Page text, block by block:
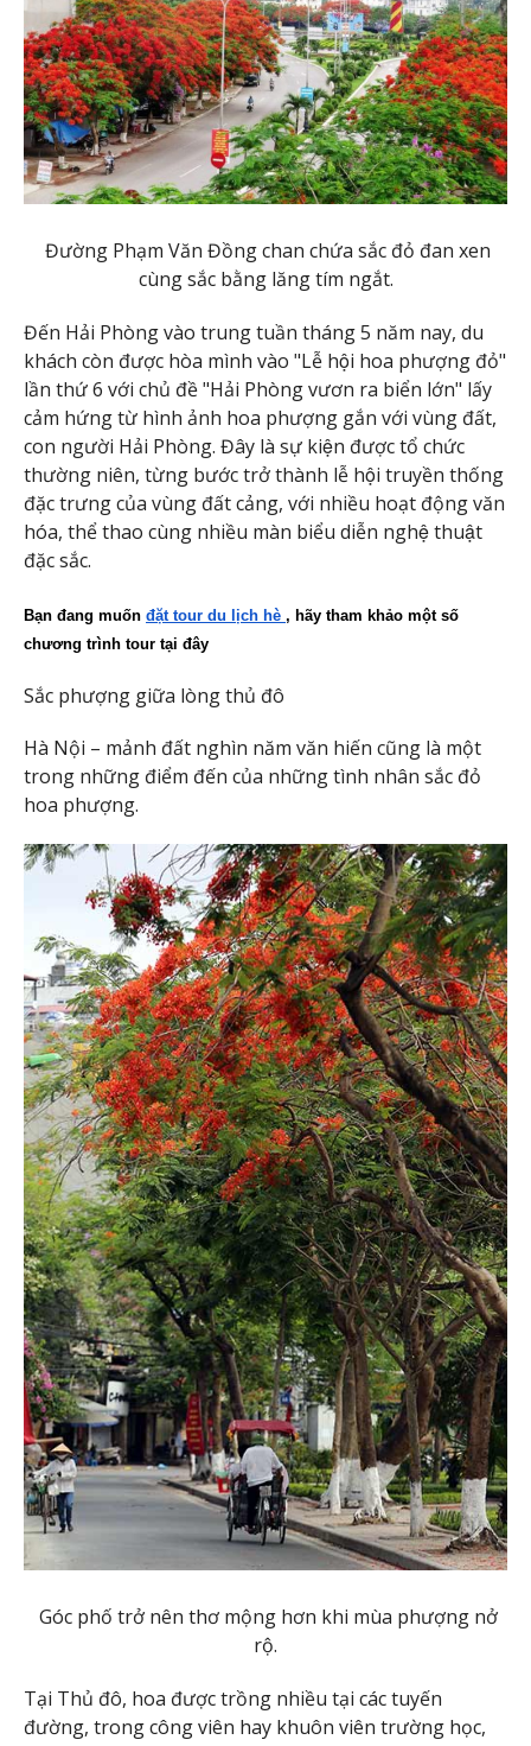
Đường Phạm Văn Đồng chan chứa sắc đỏ đan xen
cùng sắc bằng lăng tím ngắt.
Đến Hải Phòng vào trung tuần tháng 5 năm nay, du
khách còn được hòa mình vào "Lễ hội hoa phượng đỏ"
lần thứ 6 với chủ đề "Hải Phòng vươn ra biển lớn" lấy
cảm hứng từ hình ảnh hoa phượng gắn với vùng đất,
con người Hải Phòng. Đây là sự kiện được tổ chức
thường niên, từng bước trở thành lễ hội truyền thống
đặc trưng của vùng đất cảng, với nhiều hoạt động văn
hóa, thể thao cùng nhiều màn biểu diễn nghệ thuật
đặc sắc.
Bạn đang muốn đặt tour du lịch hè , hãy tham khảo một số
chương trình tour tại đây
Sắc phượng giữa lòng thủ đô
Hà Nội – mảnh đất nghìn năm văn hiến cũng là một
trong những điểm đến của những tình nhân sắc đỏ
hoa phượng.
Góc phố trở nên thơ mộng hơn khi mùa phượng nở
rộ.
Tại Thủ đô, hoa được trồng nhiều tại các tuyến
đường, trong công viên hay khuôn viên trường học,